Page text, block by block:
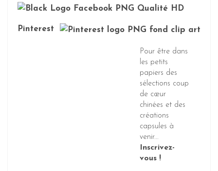
Pinterest
Pour être dans
les petits
papiers des
sélections coup
de cœur
chinées et des
créations
capsules à
venir...
Inscrivez-
vous !